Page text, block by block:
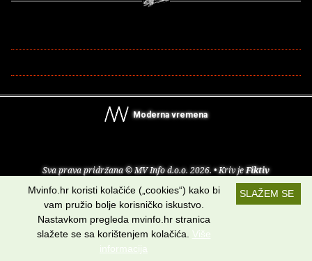
Moderna vremena
Sva prava pridržana © MV Info d.o.o. 2026. • Kriv jeFiktiv
Uvjeti korištenja RSS kanali
Potraži nas na:
SLAŽEM SE
Mvinfo.hr koristi kolačiće („cookies“) kako bi
vam pružio bolje korisničko iskustvo.
Nastavkom pregleda mvinfo.hr stranica
slažete se sa korištenjem kolačića. Više
informacija